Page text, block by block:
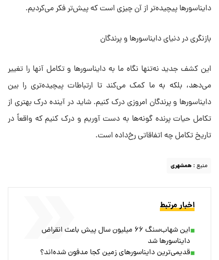
دایناسورها پیچیده‌تر از آن چیزی است که پیش‌تر فکر می‌کردیم.
بازنگری در دنیای دایناسورها و پرندگان
این کشف جدید نه‌تنها نگاه ما به دایناسورها و تکامل آنها را تغییر
می‌دهد، بلکه به ما کمک می‌کند تا ارتباطات پیچیده‌تری را بین
دایناسورها و پرندگان امروزی درک کنیم. شاید در آینده درک بهتری از
تکامل حیات پرنده گونه‌ها به دست آوریم و درک کنیم که واقعاً در
تاریخ تکامل چه اتفاقاتی رخ‌داده است.
منبع : همشهری
اخبار مرتبط
این شهاب‌سنگ ۶۶ میلیون سال پیش باعث انقراض
دایناسورها شد
قدیمی‌ترین دایناسورهای زمین کجا مدفون شده‌اند؟